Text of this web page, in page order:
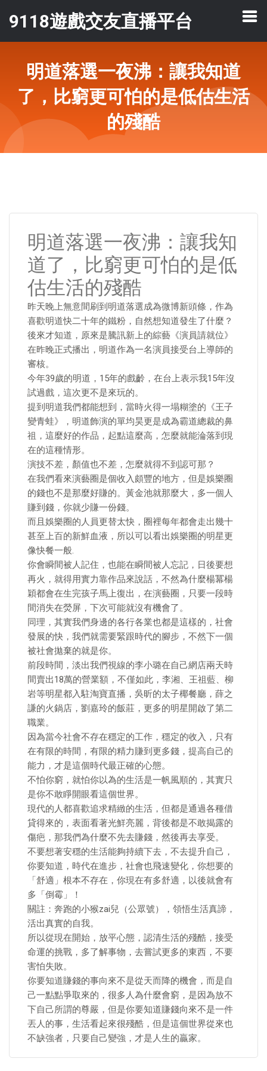
9118遊戲交友直播平台
明道落選一夜沸：讓我知道
了，比窮更可怕的是低估生活
的殘酷
明道落選一夜沸：讓我知
道了，比窮更可怕的是低
估生活的殘酷
昨天晚上無意間刷到明道落選成為微博新頭條，作為
喜歡明道快二十年的鐵粉，自然想知道發生了什麼？
後來才知道，原來是騰訊新上的綜藝《演員請就位》
在昨晚正式播出，明道作為一名演員接受台上導師的
審核。
今年39歲的明道，15年的戲齡，在台上表示我15年沒
試過戲，這次更不是來玩的。
提到明道我們都能想到，當時火得一塌糊塗的《王子
變青蛙》，明道飾演的單均昊更是成為霸道總裁的鼻
祖，這麼好的作品，起點這麼高，怎麼就能淪落到現
在的這種情形。
演技不差，顏值也不差，怎麼就得不到認可那？
在我們看來演藝圈是個收入頗豐的地方，但是娛樂圈
的錢也不是那麼好賺的。黃金池就那麼大，多一個人
賺到錢，你就少賺一份錢。
而且娛樂圈的人員更替太快，圈裡每年都會走出幾十
甚至上百的新鮮血液，所以可以看出娛樂圈的明星更
像快餐一般.
你會瞬間被人記住，也能在瞬間被人忘記，日後要想
再火，就得用實力靠作品來說話，不然為什麼楊冪楊
穎都會在生完孩子馬上復出，在演藝圈，只要一段時
間消失在熒屏，下次可能就沒有機會了。
同理，其實我們身邊的各行各業也都是這樣的，社會
發展的快，我們就需要緊跟時代的腳步，不然下一個
被社會拋棄的就是你。
前段時間，淡出我們視線的李小璐在自己網店兩天時
間賣出18萬的營業額，不僅如此，李湘、王祖藍、柳
岩等明星都入駐淘寶直播，吳昕的太子椰餐廳，薛之
謙的火鍋店，劉嘉玲的飯莊，更多的明星開啟了第二
職業。
因為當今社會不存在穩定的工作，穩定的收入，只有
在有限的時間，有限的精力賺到更多錢，提高自己的
能力，才是這個時代最正確的心態。
不怕你窮，就怕你以為的生活是一帆風順的，其實只
是你不敢睜開眼看這個世界。
現代的人都喜歡追求精緻的生活，但都是通過各種借
貸得來的，表面看著光鮮亮麗，背後都是不敢揭露的
傷疤，那我們為什麼不先去賺錢，然後再去享受。
不要想著安穩的生活能夠持續下去，不去提升自己，
你要知道，時代在進步，社會也飛速變化，你想要的
「舒適」根本不存在，你現在有多舒適，以後就會有
多「倒霉」！
關註：奔跑的小猴zai兒（公眾號），領悟生活真諦，
活出真實的自我。
所以從現在開始，放平心態，認清生活的殘酷，接受
命運的挑戰，多了解事物，去嘗試更多的東西，不要
害怕失敗。
你要知道賺錢的事向來不是從天而降的機會，而是自
己一點點爭取來的，很多人為什麼會窮，是因為放不
下自己所謂的尊嚴，但是你要知道賺錢向來不是一件
丟人的事，生活看起來很殘酷，但是這個世界從來也
不缺強者，只要自己變強，才是人生的贏家。